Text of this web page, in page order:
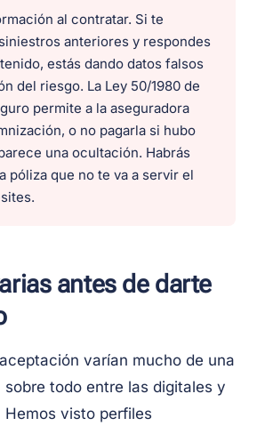
al contratar. Si te
anteriores y respondes
estás dando datos falsos
del riesgo. La Ley 50/1980 de
permite a la aseguradora
o no pagarla si hubo
una ocultación. Habrás
póliza que no te va a servir el
antes de darte
varían mucho de una
todo entre las digitales y
visto perfiles